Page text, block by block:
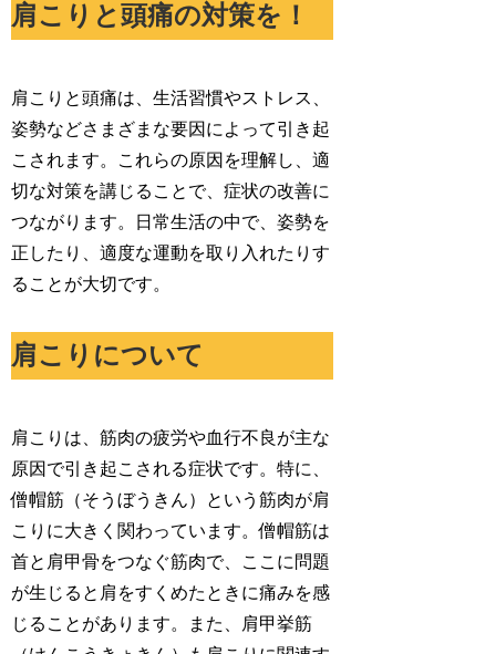
肩こりと頭痛の対策を！
肩こりと頭痛は、生活習慣やストレス、
姿勢などさまざまな要因によって引き起
こされます。これらの原因を理解し、適
切な対策を講じることで、症状の改善に
つながります。日常生活の中で、姿勢を
正したり、適度な運動を取り入れたりす
ることが大切です。
肩こりについて
肩こりは、筋肉の疲労や血行不良が主な
原因で引き起こされる症状です。特に、
僧帽筋（そうぼうきん）という筋肉が肩
こりに大きく関わっています。僧帽筋は
首と肩甲骨をつなぐ筋肉で、ここに問題
が生じると肩をすくめたときに痛みを感
じることがあります。また、肩甲挙筋